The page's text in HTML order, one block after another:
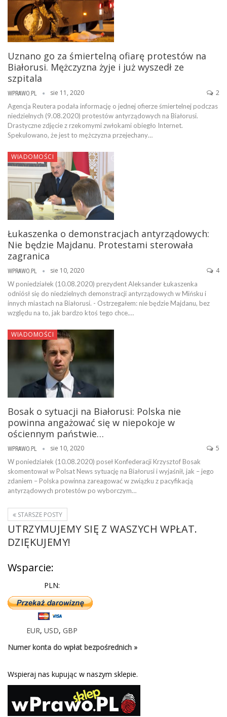
Uznano go za śmiertelną ofiarę protestów na
Białorusi. Mężczyzna żyje i już wyszedł ze
szpitala
WPRAWO.PL sie 11, 2020 2
Agencja Reutera podała informację o jednej ofierze śmiertelnej podczas
niedzielnych (9.08.2020) protestów antyrządowych na Białorusi.
Drastyczne zdjęcie z rzekomymi zwłokami obiegło Internet.
Spekulowano, że jest to mężczyzna przejechany…
WIADOMOŚCI
Łukaszenka o demonstracjach antyrządowych:
Nie będzie Majdanu. Protestami sterowała
zagranica
WPRAWO.PL sie 10, 2020 4
W poniedziałek (10.08.2020) prezydent Aleksander Łukaszenka
odniósł się do niedzielnych demonstracji antyrządowych w Mińsku i
innych miastach na Białorusi. - Ostrzegałem: nie będzie Majdanu, bez
względu na to, jak bardzo ktoś tego chce.…
WIADOMOŚCI
Bosak o sytuacji na Białorusi: Polska nie
powinna angażować się w niepokoje w
ościennym państwie…
WPRAWO.PL sie 10, 2020 5
W poniedziałek (10.08.2020) poseł Konfederacji Krzysztof Bosak
skomentował w Polsat News sytuację na Białorusi i wyjaśnił, jak – jego
zdaniem – Polska powinna zareagować w związku z pacyfikacją
antyrządowych protestów po wyborczym…
STARSZE POSTY
UTRZYMUJEMY SIĘ Z WASZYCH WPŁAT.
DZIĘKUJEMY!
Wsparcie:
PLN:
EUR, USD, GBP
Numer konta do wpłat bezpośrednich »
Wspieraj nas kupując w naszym sklepie.